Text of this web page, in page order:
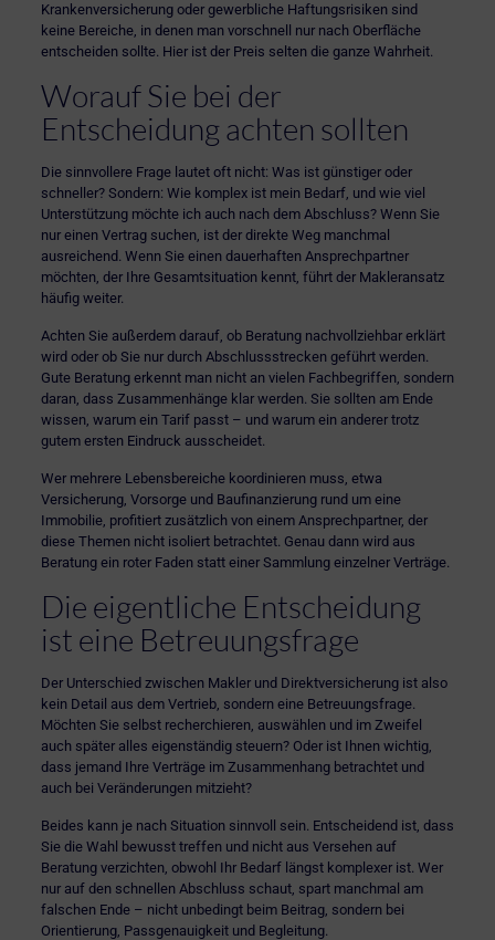
Krankenversicherung oder gewerbliche Haftungsrisiken sind
keine Bereiche, in denen man vorschnell nur nach Oberfläche
entscheiden sollte. Hier ist der Preis selten die ganze Wahrheit.
Worauf Sie bei der
Entscheidung achten sollten
Die sinnvollere Frage lautet oft nicht: Was ist günstiger oder
schneller? Sondern: Wie komplex ist mein Bedarf, und wie viel
Unterstützung möchte ich auch nach dem Abschluss? Wenn Sie
nur einen Vertrag suchen, ist der direkte Weg manchmal
ausreichend. Wenn Sie einen dauerhaften Ansprechpartner
möchten, der Ihre Gesamtsituation kennt, führt der Makleransatz
häufig weiter.
Achten Sie außerdem darauf, ob Beratung nachvollziehbar erklärt
wird oder ob Sie nur durch Abschlussstrecken geführt werden.
Gute Beratung erkennt man nicht an vielen Fachbegriffen, sondern
daran, dass Zusammenhänge klar werden. Sie sollten am Ende
wissen, warum ein Tarif passt – und warum ein anderer trotz
gutem ersten Eindruck ausscheidet.
Wer mehrere Lebensbereiche koordinieren muss, etwa
Versicherung, Vorsorge und Baufinanzierungrund um eine
Immobilie, profitiert zusätzlich von einem Ansprechpartner, der
diese Themen nicht isoliert betrachtet. Genau dann wird aus
Beratung ein roter Faden statt einer Sammlung einzelner Verträge.
Die eigentliche Entscheidung
ist eine Betreuungsfrage
Der Unterschied zwischen Makler und Direktversicherung ist also
kein Detail aus dem Vertrieb, sondern eine Betreuungsfrage.
Möchten Sie selbst recherchieren, auswählen und im Zweifel
auch später alles eigenständig steuern? Oder ist Ihnen wichtig,
dass jemand Ihre Verträge im Zusammenhang betrachtet und
auch bei Veränderungen mitzieht?
Beides kann je nach Situation sinnvoll sein. Entscheidend ist, dass
Sie die Wahl bewusst treffen und nicht aus Versehen auf
Beratung verzichten, obwohl Ihr Bedarf längst komplexer ist. Wer
nur auf den schnellen Abschluss schaut, spart manchmal am
falschen Ende – nicht unbedingt beim Beitrag, sondern bei
Orientierung, Passgenauigkeit und Begleitung.